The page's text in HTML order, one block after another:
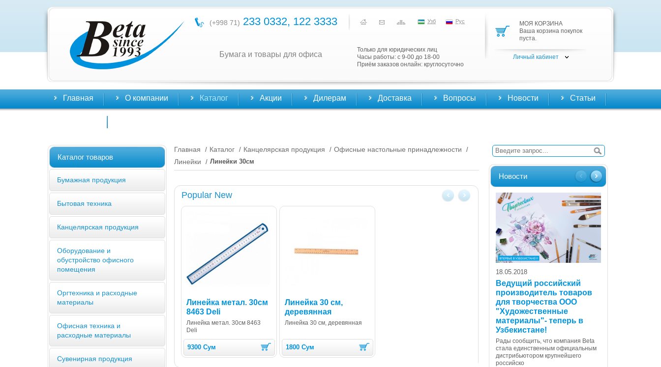
(+998 71) 233 0332, 122 3333 Узб Рус
Бумага и товары для офиса
Только для юридических лиц
Часы работы: с 9-00 до 18-00
Приём заказов онлайн: круглосуточно
МОЯ КОРЗИНА
Ваша корзина покупок
пуста.
Личный кабинет
Главная О компании Каталог Акции Дилерам Доставка Вопросы Новости Статьи
Каталог товаров
Бумажная продукция
Бытовая техника
Канцелярская продукция
Оборудование и
обустройство офисного
помещения
Оргтехника и расходные
материалы
Офисная техника и
расходные материалы
Сувенирная продукция
Главная / Каталог / Канцелярская продукция / Офисные настольные принадлежности /
Линейки / Линейки 30см
Popular New
Линейка метал. 30см
8463 Deli
Линейка метал. 30см 8463
Deli
9300 Сум
Линейка 30 см,
деревянная
Линейка 30 см, деревянная
1800 Сум
Новости
18.05.2018
Ведущий российский
производитель товаров
для творчества ООО
"Художественные
материалы"- теперь в
Узбекистане!
Рады сообщить, что компания Beta
стала единственным официальным
дистрибьютором крупнейшего
российско